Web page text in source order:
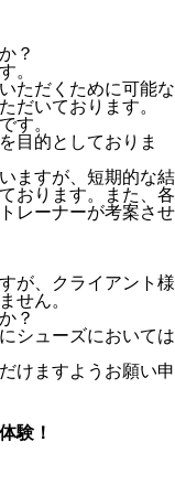
？
。
ただくために可能な
だいております。
す。
目的としておりま
ますが、短期的な結
おります。また、各
レーナーが考案させ
が、クライアント様
せん。
？
シューズにおいては
けますようお願い申
験！